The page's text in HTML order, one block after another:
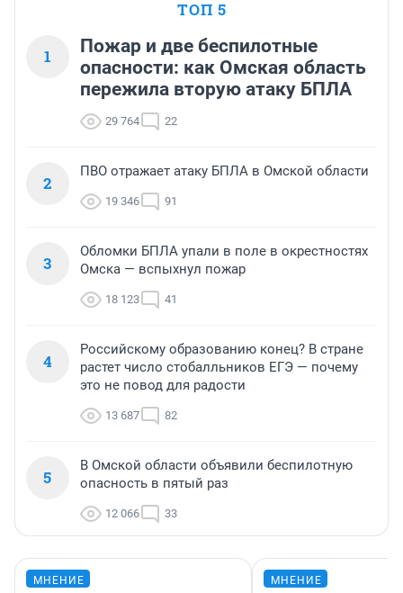
ТОП 5
1
Пожар и две беспилотные
опасности: как Омская область
пережила вторую атаку БПЛА
29 764 22
2
ПВО отражает атаку БПЛА в Омской области
19 346 91
3
Обломки БПЛА упали в поле в окрестностях
Омска — вспыхнул пожар
18 123 41
4
Российскому образованию конец? В стране
растет число стобалльников ЕГЭ — почему
это не повод для радости
13 687 82
5
В Омской области объявили беспилотную
опасность в пятый раз
12 066 33
МНЕНИЕ МНЕНИЕ